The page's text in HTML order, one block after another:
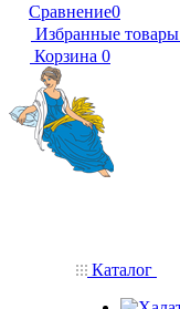
Сравнение0
Избранные товары
Корзина 0
Каталог